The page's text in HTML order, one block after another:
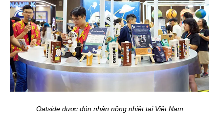
Oatside được đón nhận nồng nhiệt tại Việt Nam